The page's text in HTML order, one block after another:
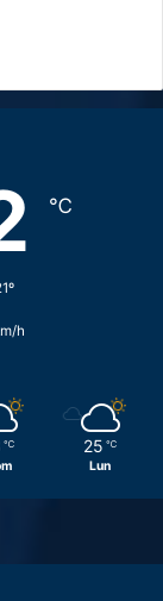
℃
h
℃ 25 ℃
Lun